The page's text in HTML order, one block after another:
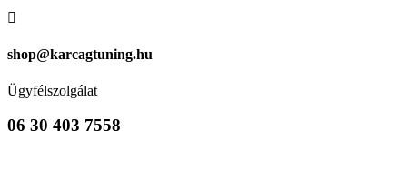

shop@karcagtuning.hu
Ügyfélszolgálat
06 30 403 7558